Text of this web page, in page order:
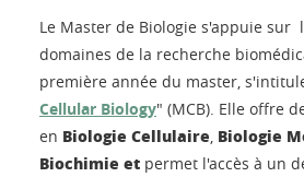
Le Master de Biologie s'appuie sur
domaines de la recherche
première année du master,
Cellular Biology" (MCB). Elle offre
en Biologie Cellulaire Biologie
Biochimie et permet l'accès à un